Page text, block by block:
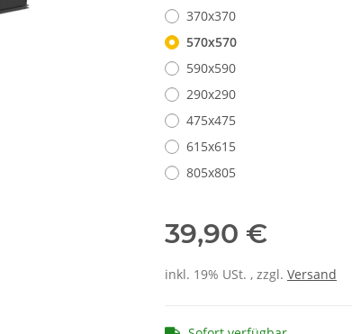
370x370
570x570
590x590
290x290
475x475
615x615
805x805
39,90 €
inkl. 19% USt. , zzgl. Versand